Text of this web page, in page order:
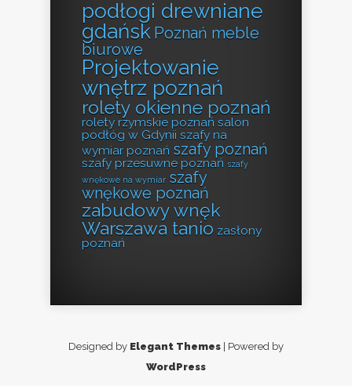
podłogi drewniane
gdańsk Poznań meble
biurowe
Projektowanie
wnętrz poznań
rolety okienne poznań
rolety rzymskie poznań salon
podłóg w Gdynii szafy na
wymiar poznań szafy poznań
szafy przesuwne poznań szafy
wnękowe na wymiar szafy
wnękowe poznań
zabudowy wnęk
Warszawa tanio zasłony
poznań
Designed by Elegant Themes | Powered by
WordPress